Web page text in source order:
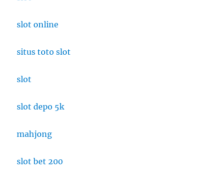
slot online
situs toto slot
slot
slot depo 5k
mahjong
slot bet 200